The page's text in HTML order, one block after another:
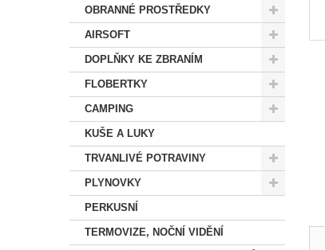
OBRANNÉ PROSTŘEDKY
AIRSOFT
DOPLŇKY KE ZBRANÍM
FLOBERTKY
CAMPING
KUŠE A LUKY
TRVANLIVÉ POTRAVINY
PLYNOVKY
PERKUSNÍ
TERMOVIZE, NOČNÍ VIDĚNÍ